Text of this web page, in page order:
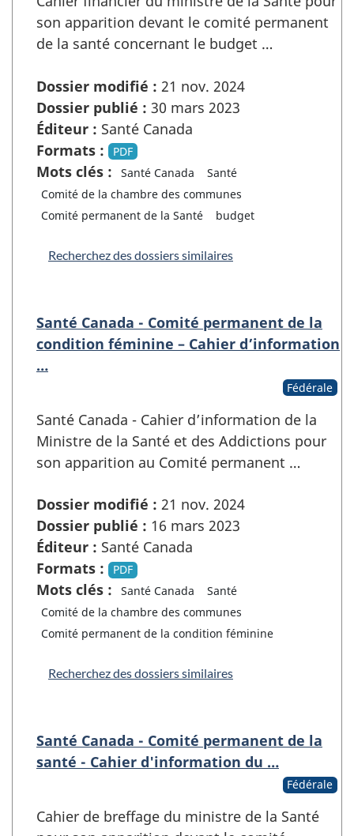
son apparition devant le comité permanent
de la santé concernant le budget …
Dossier modifié : 21 nov. 2024
Dossier publié : 30 mars 2023
Éditeur : Santé Canada
Formats :
PDF
Mots clés : Santé Canada
Santé
Comité de la chambre des communes
Comité permanent de la Santé
budget
Recherchez des dossiers similaires
Santé Canada - Comité permanent de la
condition féminine – Cahier d’information
…
Fédérale
Santé Canada - Cahier d’information de la
Ministre de la Santé et des Addictions pour
son apparition au Comité permanent …
Dossier modifié : 21 nov. 2024
Dossier publié : 16 mars 2023
Éditeur : Santé Canada
Formats :
PDF
Mots clés : Santé Canada
Santé
Comité de la chambre des communes
Comité permanent de la condition féminine
Recherchez des dossiers similaires
Santé Canada - Comité permanent de la
santé - Cahier d'information du …
Fédérale
Cahier de breffage du ministre de la Santé